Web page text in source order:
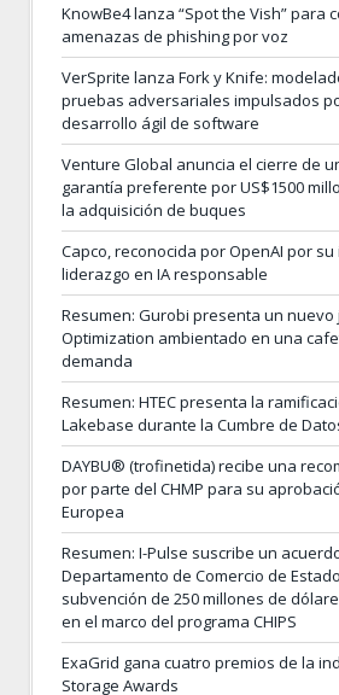
KnowBe4 lanza “Spot the Vish” para
amenazas de phishing por voz
VerSprite lanza Fork y Knife:
pruebas adversariales impulsados
desarrollo ágil de software
Venture Global anuncia el cierre de
garantía preferente por US$1500
la adquisición de buques
Capco, reconocida por OpenAI por
liderazgo en IA responsable
Resumen: Gurobi presenta un nuevo
Optimization ambientado en una
demanda
Resumen: HTEC presenta la
Lakebase durante la Cumbre de
DAYBU® (trofinetida) recibe una
por parte del CHMP para su
Europea
Resumen: I-Pulse suscribe un
Departamento de Comercio de
subvención de 250 millones de
en el marco del programa CHIPS
ExaGrid gana cuatro premios de la
Storage Awards